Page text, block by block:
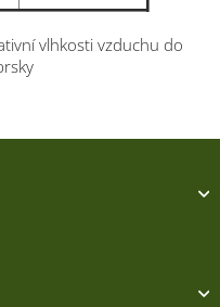
vlhkosti vzduchu do